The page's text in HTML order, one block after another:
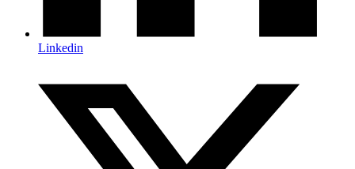
Linkedin